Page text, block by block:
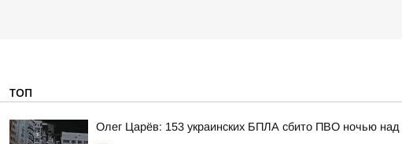
ТОП
Олег Царёв: 153 украинских БПЛА сбито ПВО ночью